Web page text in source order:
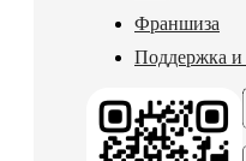
Франшиза
Поддержка и